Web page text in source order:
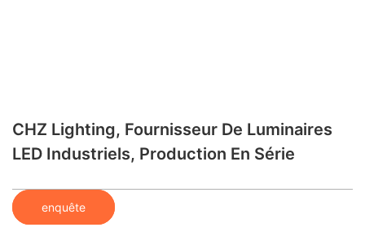
CHZ Lighting, Fournisseur De Luminaires
LED Industriels, Production En Série
enquête